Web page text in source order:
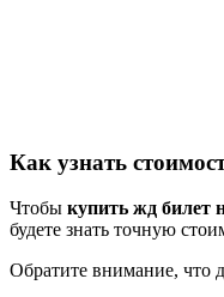
Как узнать
Чтобы купить жд билет
будете знать точную
Обратите внимание, что